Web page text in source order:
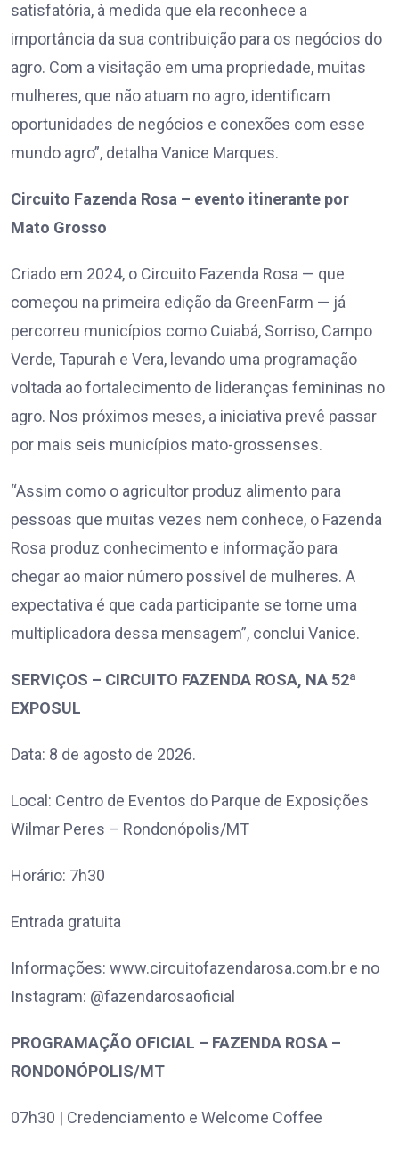
satisfatória, à medida que ela reconhece a
importância da sua contribuição para os negócios do
agro. Com a visitação em uma propriedade, muitas
mulheres, que não atuam no agro, identificam
oportunidades de negócios e conexões com esse
mundo agro”, detalha Vanice Marques.
Circuito Fazenda Rosa – evento itinerante por
Mato Grosso
Criado em 2024, o Circuito Fazenda Rosa — que
começou na primeira edição da GreenFarm — já
percorreu municípios como Cuiabá, Sorriso, Campo
Verde, Tapurah e Vera, levando uma programação
voltada ao fortalecimento de lideranças femininas no
agro. Nos próximos meses, a iniciativa prevê passar
por mais seis municípios mato-grossenses.
“Assim como o agricultor produz alimento para
pessoas que muitas vezes nem conhece, o Fazenda
Rosa produz conhecimento e informação para
chegar ao maior número possível de mulheres. A
expectativa é que cada participante se torne uma
multiplicadora dessa mensagem”, conclui Vanice.
SERVIÇOS – CIRCUITO FAZENDA ROSA, NA 52ª
EXPOSUL
Data: 8 de agosto de 2026.
Local: Centro de Eventos do Parque de Exposições
Wilmar Peres – Rondonópolis/MT
Horário: 7h30
Entrada gratuita
Informações: www.circuitofazendarosa.com.br e no
Instagram: @fazendarosaoficial
PROGRAMAÇÃO OFICIAL – FAZENDA ROSA –
RONDONÓPOLIS/MT
07h30 | Credenciamento e Welcome Coffee